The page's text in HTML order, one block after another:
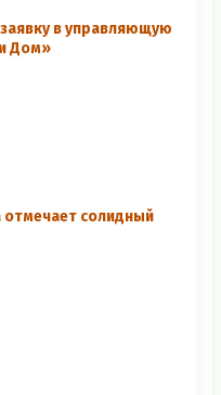
в управляющую
Дом»
солидный